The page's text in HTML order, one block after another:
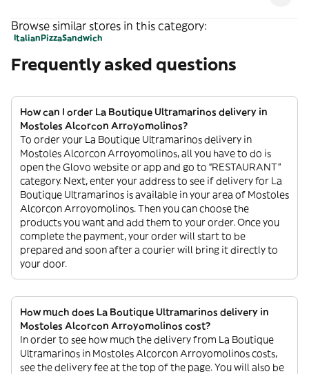
Browse similar stores in this category:
ItalianPizzaSandwich
Frequently asked questions
How can I order La Boutique Ultramarinos delivery in
Mostoles Alcorcon Arroyomolinos?
To order your La Boutique Ultramarinos delivery in
Mostoles Alcorcon Arroyomolinos, all you have to do is
open the Glovo website or app and go to “RESTAURANT”
category. Next, enter your address to see if delivery for La
Boutique Ultramarinos is available in your area of Mostoles
Alcorcon Arroyomolinos. Then you can choose the
products you want and add them to your order. Once you
complete the payment, your order will start to be
prepared and soon after a courier will bring it directly to
your door.
How much does La Boutique Ultramarinos delivery in
Mostoles Alcorcon Arroyomolinos cost?
In order to see how much the delivery from La Boutique
Ultramarinos in Mostoles Alcorcon Arroyomolinos costs,
see the delivery fee at the top of the page. You will also be